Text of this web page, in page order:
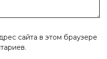
сайта в этом браузере